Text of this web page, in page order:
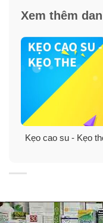
Xem thêm
Kẹo cao su - Kẹo